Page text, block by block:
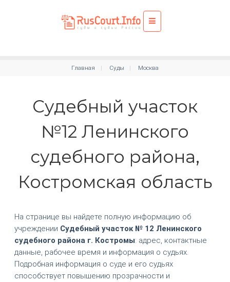
Главная Суды Москва
Судебный участок
№12 Ленинского
судебного района,
Костромская область
На странице вы найдете полную информацию об
учреждении Судебный участок № 12 Ленинского
судебного района г. Костромы: адрес, контактные
данные, рабочее время и информация о судьях.
Подробная информация о суде и его судьях
способствует повышению прозрачности и